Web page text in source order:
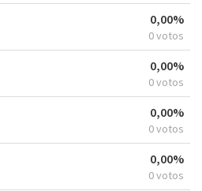
0,00%
0 votos
0,00%
0 votos
0,00%
0 votos
0,00%
0 votos